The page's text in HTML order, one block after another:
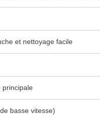
et nettoyage facile
principale
basse vitesse)